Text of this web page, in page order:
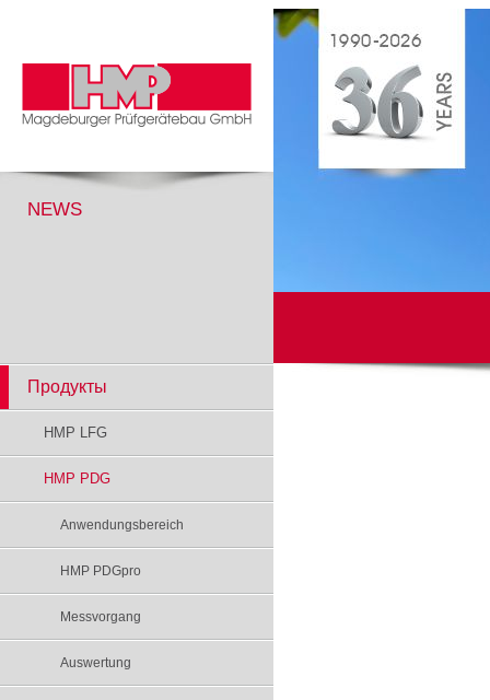
NEWS
Продукты
HMP LFG
HMP PDG
Anwendungsbereich
HMP PDGpro
Messvorgang
Auswertung